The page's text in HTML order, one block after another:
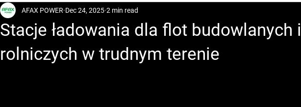
Stacje ładowania dla flot budowlanych i
rolniczych w trudnym terenie
AFAX POWER Dec 24, 2025 2 min read